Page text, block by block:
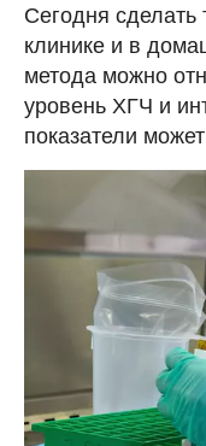
Сегодня
клинике и в
метода можно
уровень ХГЧ и
показатели